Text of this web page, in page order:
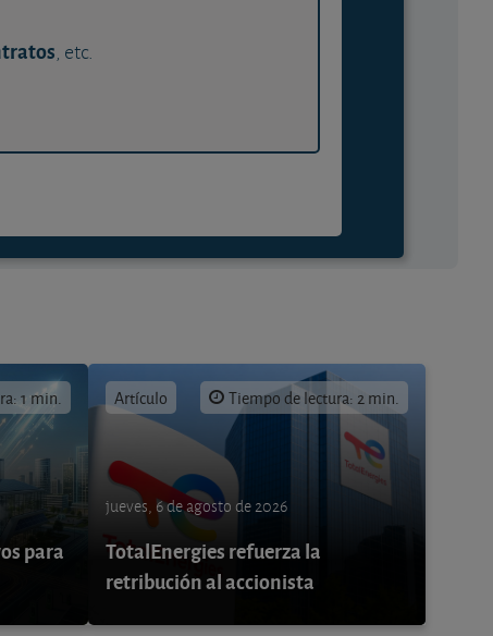
, etc.
1 min.
para
Artículo Tiempo de lectura: 2 min.
jueves, 6 de agosto de 2026
TotalEnergies refuerza la
retribución al accionista